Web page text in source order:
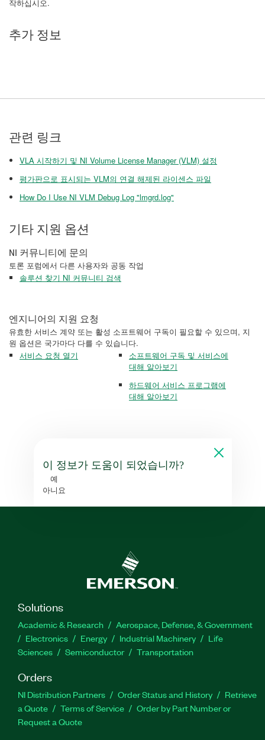
작하십시오.
추가 정보
관련 링크
VLA 시작하기 및 NI Volume License Manager (VLM) 설정
평가판으로 표시되는 VLM의 연결 해제된 라이센스 파일
How Do I Use NI VLM Debug Log "lmgrd.log"
기타 지원 옵션
NI 커뮤니티에 문의
토론 포럼에서 다른 사용자와 공동 작업
솔루션 찾기 NI 커뮤니티 검색
엔지니어의 지원 요청
유효한 서비스 계약 또는 활성 소프트웨어 구독이 필요할 수 있으며, 지
원 옵션은 국가마다 다를 수 있습니다.
서비스 요청 열기
소프트웨어 구독 및 서비스에
대해 알아보기
하드웨어 서비스 프로그램에
대해 알아보기
이 정보가 도움이 되었습니까?
예
아니요
Solutions
Academic & Research
Aerospace, Defense, & Government
Electronics
Energy Industrial Machinery
Life
Sciences
Semiconductor Transportation
Orders
NI Distribution Partners Order Status and History
Retrieve
a Quote
Terms of Service
Order by Part Number or
Request a Quote